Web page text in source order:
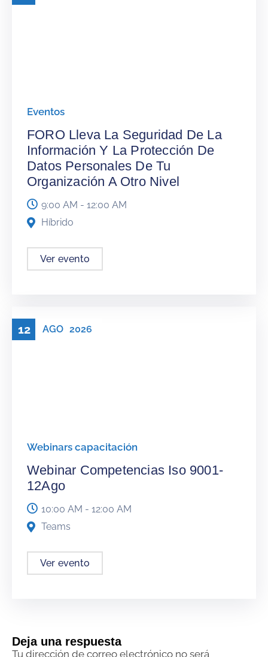
Eventos
FORO Lleva La Seguridad De La
Información Y La Protección De
Datos Personales De Tu
Organización A Otro Nivel
9:00 AM - 12:00 AM
Híbrido
Ver evento
12 AGO 2026
Webinars capacitación
Webinar Competencias Iso 9001-
12Ago
10:00 AM - 12:00 AM
Teams
Ver evento
Deja una respuesta
Tu dirección de correo electrónico no será